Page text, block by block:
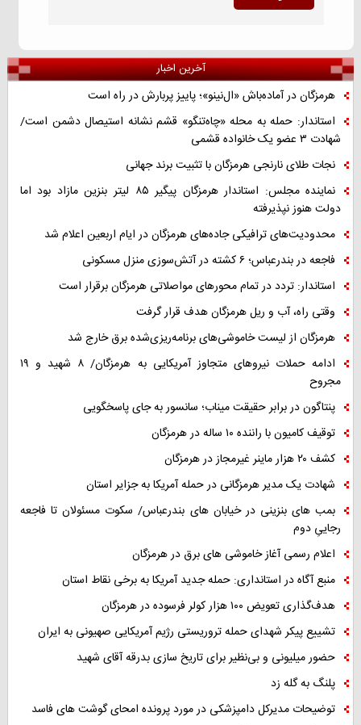
آخرین اخبار
هرمزگان در آماده‌باش «ال‌نینو»؛ پاییز پربارش در راه است
استاندار: حمله به محله «چاه‌تنگو» قشم نشانه استیصال دشمن است/
شهادت ۳ عضو یک خانواده قشمی
نجات طلای نارنجی هرمزگان با تثبیت برند جهانی
نماینده مجلس: استاندار هرمزگان پیگیر ۸۵ لیتر بنزین مازاد بود اما
دولت هنوز نپذیرفته
محدودیت‌های ترافیکی جاده‌های هرمزگان در ایام اربعین اعلام شد
فاجعه در بندرعباس؛ ۶ کشته در آتش‌سوزی منزل مسکونی
استاندار: تردد در تمام محورهای مواصلاتی هرمزگان برقرار است
وقتی راه، آب و ریل هرمزگان هدف قرار گرفت
هرمزگان از لیست خاموشی‌های برنامه‌ریزی‌شده برق خارج شد
ادامه حملات نیروهای متجاوز آمریکایی به هرمزگان/ ۸ شهید و ۱۹
مجروح
پنتاگون در برابر حقیقت میناب؛ سانسور به جای پاسخگویی
توقیف کامیون با راننده ۱۰ ساله در هرمزگان
کشف ۲۰ هزار ماینر غیرمجاز در هرمزگان
شهادت یک مدیر هرمزگانی در حمله آمریکا به جزایر استان
بمب های بنزینی در خیابان های بندرعباس/ سکوت مسئولان تا فاجعه
رجاییِ دوم
اعلام رسمی آغاز خاموشی های برق در هرمزگان
منبع آگاه در استانداری: حمله جدید آمریکا به برخی نقاط استان
هدف‌گذاری تعویض ۱۰۰ هزار کولر فرسوده در هرمزگان
تشییع پیکر شهدای حمله تروریستی رژیم آمریکایی صهیونی به ایران
حضور میلیونی و بی‌نظیر برای تاریخ سازی بدرقه آقای شهید
پلنگ به گله زد
توضیحات مدیرکل دامپزشکی در مورد پرونده امحای گوشت های فاسد